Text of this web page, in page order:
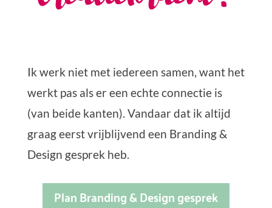
Ik werk niet met iedereen samen, want het
werkt pas als er een echte connectie is
(van beide kanten). Vandaar dat ik altijd
graag eerst vrijblijvend een Branding &
Design gesprek heb.
Plan Branding & Design gesprek